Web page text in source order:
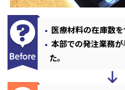
医療材料の在庫数を
本部での発注業務
た。